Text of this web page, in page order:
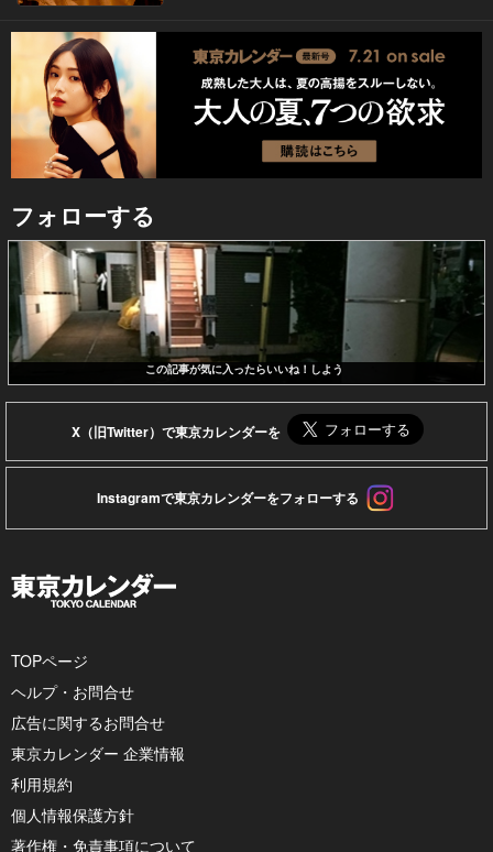
フォローする
この記事が気に入ったらいいね！しよう
X（旧Twitter）で東京カレンダーを
Instagramで東京カレンダーをフォローする
TOPページ
ヘルプ・お問合せ
広告に関するお問合せ
東京カレンダー 企業情報
利用規約
個人情報保護方針
著作権・免責事項について